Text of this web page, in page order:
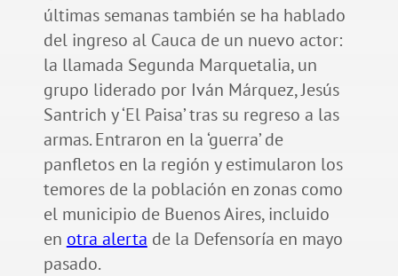
últimas semanas también se ha hablado
del ingreso al Cauca de un nuevo actor:
la llamada Segunda Marquetalia, un
grupo liderado por Iván Márquez, Jesús
Santrich y ‘El Paisa’ tras su regreso a las
armas. Entraron en la ‘guerra’ de
panfletos en la región y estimularon los
temores de la población en zonas como
el municipio de Buenos Aires, incluido
en otra alerta de la Defensoría en mayo
pasado.